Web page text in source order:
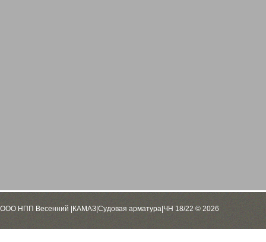
ООО НПП Весенний |КАМАЗ|Судовая арматура|ЧН 18/22 © 2026